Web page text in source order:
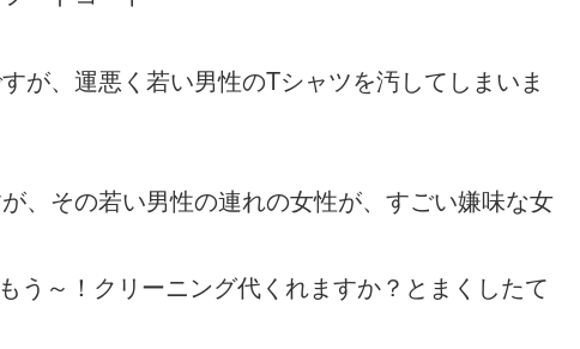
が、運悪く若い男性のTシャツを汚してしまいま
、その若い男性の連れの女性が、すごい嫌味な女
う～！クリーニング代くれますか？とまくしたて